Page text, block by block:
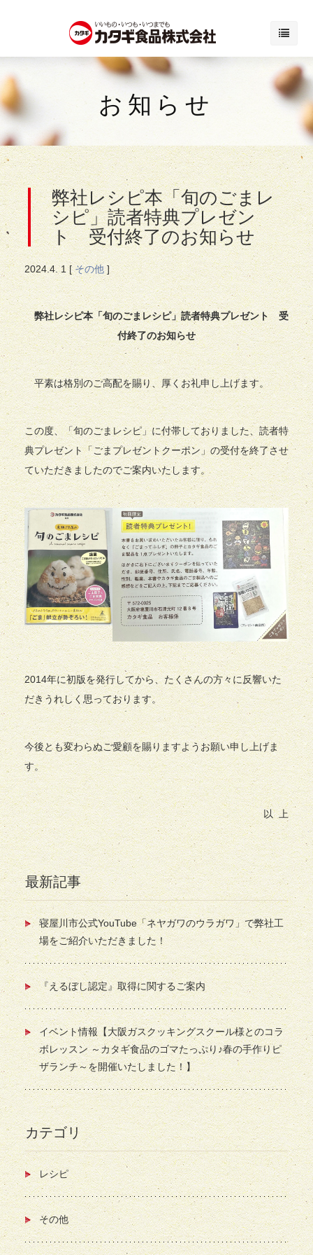
お知らせ
弊社レシピ本「旬のごまレ
シピ」読者特典プレゼン
ト 受付終了のお知らせ
2024.4. 1[その他]
弊社レシピ本「旬のごまレシピ」読者特典プレゼント 受
付終了のお知らせ
平素は格別のご高配を賜り、厚くお礼申し上げます。
この度、「旬のごまレシピ」に付帯しておりました、読者特
典プレゼント「ごまプレゼントクーポン」の受付を終了させ
ていただきましたのでご案内いたします。
2014年に初版を発行してから、たくさんの方々に反響いた
だきうれしく思っております。
今後とも変わらぬご愛顧を賜りますようお願い申し上げま
す。
以 上
最新記事
寝屋川市公式YouTube「ネヤガワのウラガワ」で弊社工
場をご紹介いただきました！
『えるぼし認定』取得に関するご案内
イベント情報【大阪ガスクッキングスクール様とのコラ
ボレッスン ～カタギ食品のゴマたっぷり♪春の手作りピ
ザランチ～を開催いたしました！】
カテゴリ
レシピ
その他